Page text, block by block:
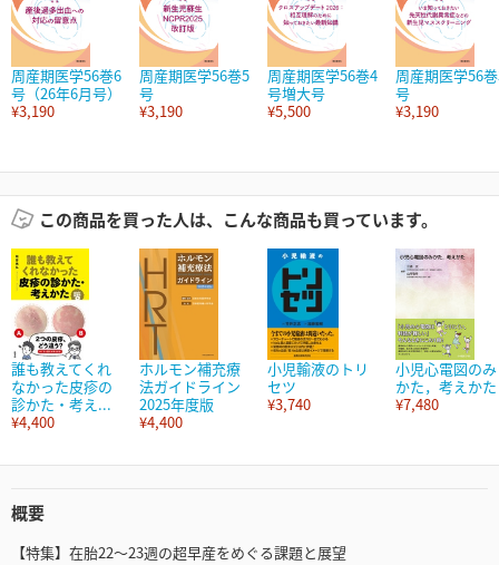
周産期医学56巻6
号（26年6月号）
¥3,190
周産期医学56巻5
号
¥3,190
周産期医学56巻4
号増大号
¥5,500
周産期医学56
号
¥3,190
この商品を買った人は、こんな商品も買っています。
誰も教えてくれ
なかった皮疹の
診かた・考え...
¥4,400
ホルモン補充療
法ガイドライン
2025年度版
¥4,400
小児輸液のトリ
セツ
¥3,740
小児心電図のみ
かた，考えかた
¥7,480
概要
【特集】在胎22～23週の超早産をめぐる課題と展望